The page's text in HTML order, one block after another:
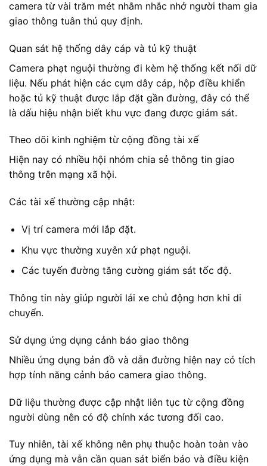
camera từ vài trăm mét nhằm nhắc nhở người tham gia
giao thông tuân thủ quy định.
Quan sát hệ thống dây cáp và tủ kỹ thuật
Camera phạt nguội thường đi kèm hệ thống kết nối dữ
liệu. Nếu phát hiện các cụm dây cáp, hộp điều khiển
hoặc tủ kỹ thuật được lắp đặt gần đường, đây có thể
là dấu hiệu nhận biết khu vực đang được giám sát.
Theo dõi kinh nghiệm từ cộng đồng tài xế
Hiện nay có nhiều hội nhóm chia sẻ thông tin giao
thông trên mạng xã hội.
Các tài xế thường cập nhật:
Vị trí camera mới lắp đặt.
Khu vực thường xuyên xử phạt nguội.
Các tuyến đường tăng cường giám sát tốc độ.
Thông tin này giúp người lái xe chủ động hơn khi di
chuyển.
Sử dụng ứng dụng cảnh báo giao thông
Nhiều ứng dụng bản đồ và dẫn đường hiện nay có tích
hợp tính năng cảnh báo camera giao thông.
Dữ liệu thường được cập nhật liên tục từ cộng đồng
người dùng nên có độ chính xác tương đối cao.
Tuy nhiên, tài xế không nên phụ thuộc hoàn toàn vào
ứng dụng mà vẫn cần quan sát biển báo và điều kiện